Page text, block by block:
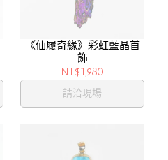
《仙履奇緣》彩虹藍晶首
飾
NT$1,980
請洽現場